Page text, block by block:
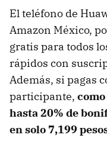
El teléfono de
Amazon México,
gratis para todos
rápidos con
Además, si pagas
participante,
hasta 20% de
en solo 7,199